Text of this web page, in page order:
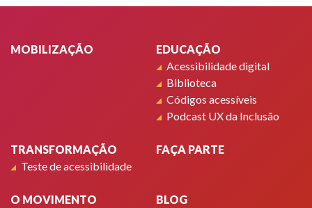
MOBILIZAÇÃO
EDUCAÇÃO
Acessibilidade digital
Biblioteca
Códigos acessíveis
Podcast UX da Inclusão
TRANSFORMAÇÃO
Teste de acessibilidade
FAÇA PARTE
O MOVIMENTO
BLOG